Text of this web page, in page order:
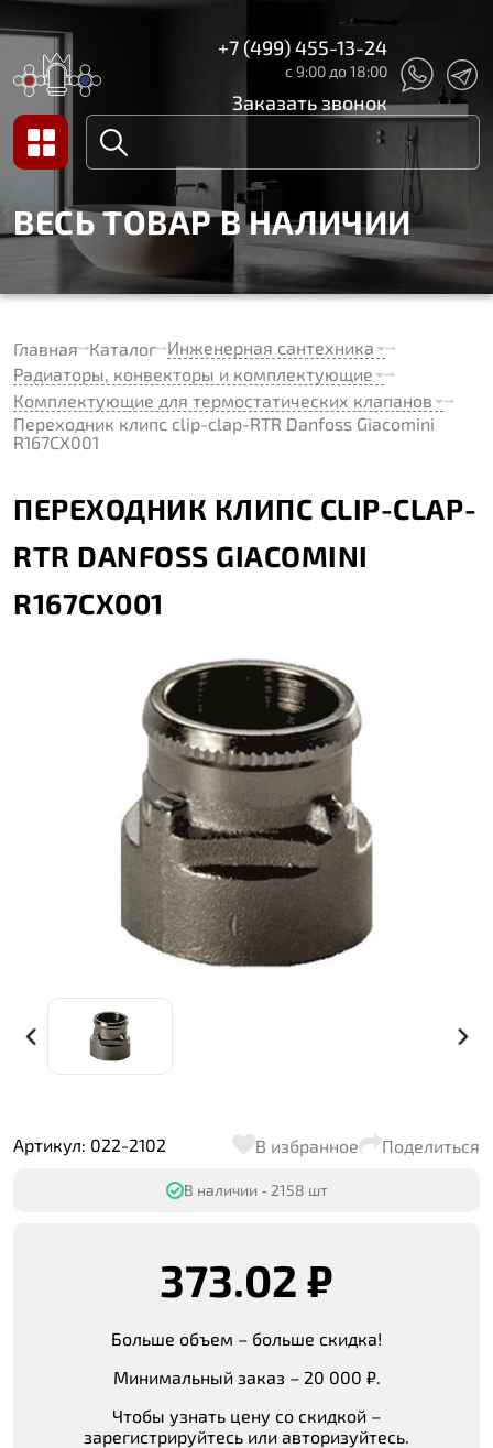
+7 (499) 455-13-24
с 9:00 до 18:00
Заказать звонок
ВЕСЬ ТОВАР В НАЛИЧИИ
Главная Каталог Инженерная сантехника
Радиаторы, конвекторы и комплектующие
Комплектующие для термостатических клапанов
Переходник клипс clip-clap-RTR Danfoss Giacomini
R167CX001
ПЕРЕХОДНИК КЛИПС CLIP-CLAP-
RTR DANFOSS GIACOMINI
R167CX001
Артикул: 022-2102 В избранное Поделиться
В наличии - 2158 шт
373.02 ₽
Больше объем – больше скидка!
Минимальный заказ – 20 000 ₽.
Чтобы узнать цену со скидкой –
зарегистрируйтесь или авторизуйтесь.